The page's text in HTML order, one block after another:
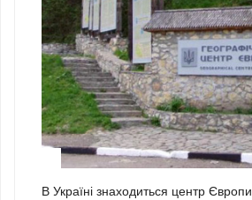
В Україні знаходиться центр Європи